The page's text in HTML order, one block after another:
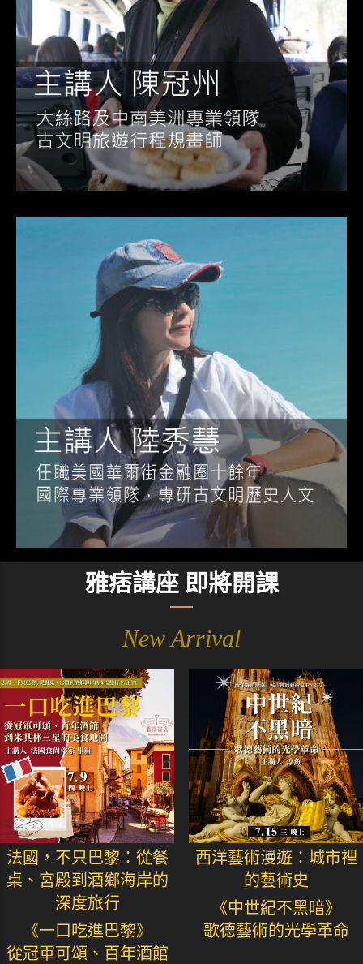
雅痞講座 即將開課
New Arrival
法國，不只巴黎：從餐
桌、宮殿到酒鄉海岸的
深度旅行
《一口吃進巴黎》
從冠軍可頌、百年酒館
西洋藝術漫遊：城市裡
的藝術史
《中世紀不黑暗》
歌德藝術的光學革命